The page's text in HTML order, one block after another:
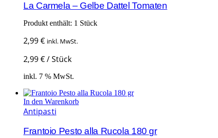
La Carmela – Gelbe Dattel Tomaten
Produkt enthält: 1 Stück
2,99€ inkl. MwSt.
2,99€/Stück
inkl. 7 % MwSt.
In den Warenkorb
Antipasti
Frantoio Pesto alla Rucola 180 gr